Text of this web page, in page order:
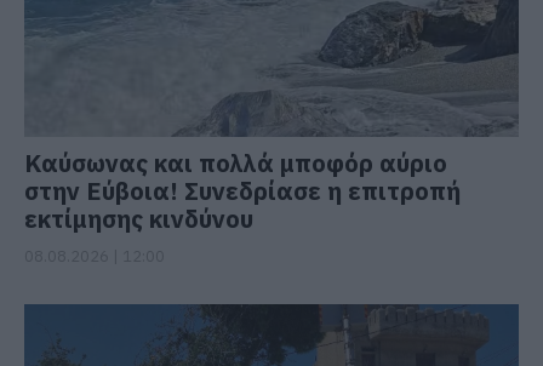
Καύσωνας και πολλά μποφόρ αύριο
στην Εύβοια! Συνεδρίασε η επιτροπή
εκτίμησης κινδύνου